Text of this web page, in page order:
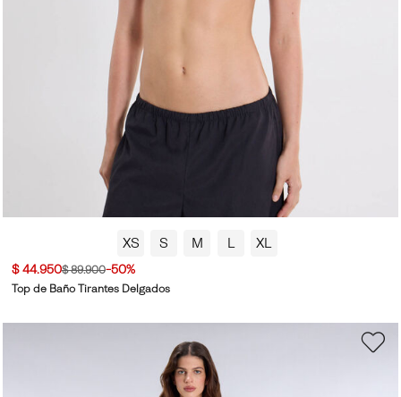
XS S M L XL
$ 44.950$ 89.900-50%
Top de Baño Tirantes Delgados